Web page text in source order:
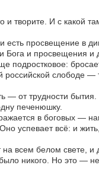
и творите. И с
есть просвещение в
и просвещения и
подростковое:
российской слободе —
— от трудности
печенюшку.
в боговых —
успевает всё: и
всем белом свете,
было никого. Но это